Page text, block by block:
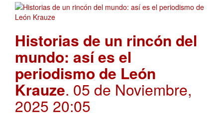
Historias de un rincón del
mundo: así es el
periodismo de León
Krauze. 05 de Noviembre,
2025 20:05